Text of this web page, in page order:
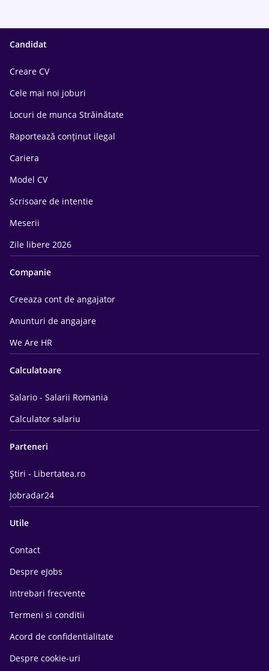
Candidat
Creare CV
Cele mai noi joburi
Locuri de munca Străinătate
Raportează conținut ilegal
Cariera
Model CV
Scrisoare de intentie
Meserii
Zile libere 2026
Companie
Creeaza cont de angajator
Anunturi de angajare
We Are HR
Calculatoare
Salario - Salarii Romania
Calculator salariu
Parteneri
Știri - Libertatea.ro
Jobradar24
Utile
Contact
Despre eJobs
Intrebari frecvente
Termeni si conditii
Acord de confidentialitate
Despre cookie-uri